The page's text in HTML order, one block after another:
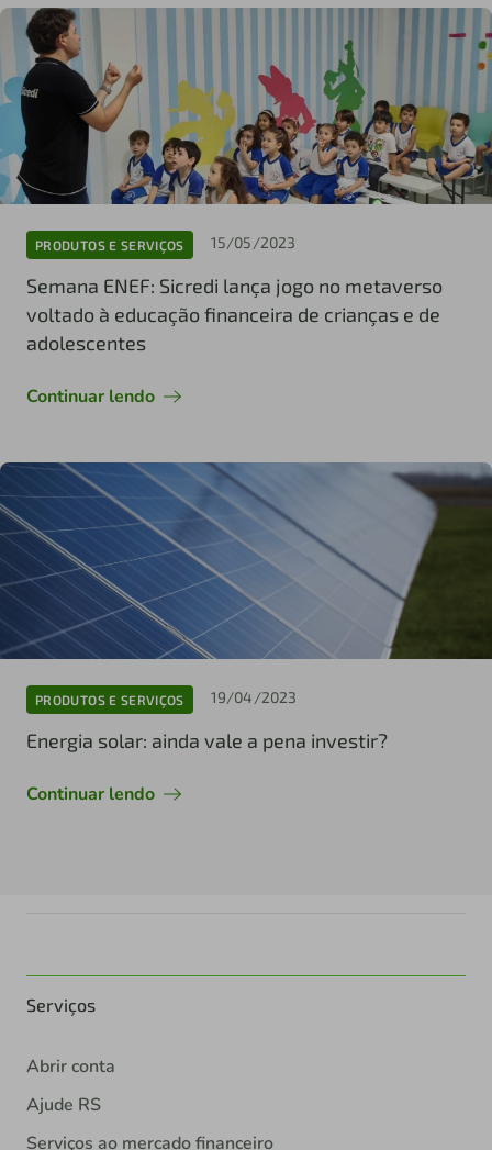
PRODUTOS E SERVIÇOS 15/05/2023
Semana ENEF: Sicredi lança jogo no metaverso
voltado à educação financeira de crianças e de
adolescentes
Continuar lendo
PRODUTOS E SERVIÇOS 19/04/2023
Energia solar: ainda vale a pena investir?
Continuar lendo
Serviços
Abrir conta
Ajude RS
Serviços ao mercado financeiro